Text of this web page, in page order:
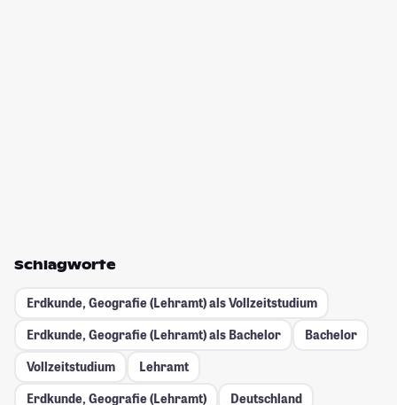
Schlagworte
Erdkunde, Geografie (Lehramt) als Vollzeitstudium
Erdkunde, Geografie (Lehramt) als Bachelor
Bachelor
Vollzeitstudium
Lehramt
Erdkunde, Geografie (Lehramt)
Deutschland